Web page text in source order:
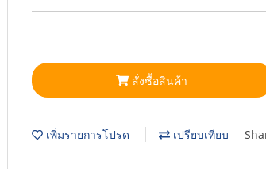
สั่งซื้อสินค้า
เพิ่มรายการโปรด เปรียบเทียบ